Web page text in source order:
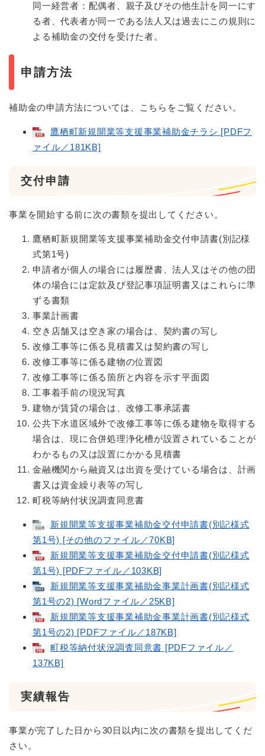
同一経営者：配偶者、親子及びその他生計を同一にす
る者、代表者が同一である法人又は過去にこの規則に
よる補助金の交付を受けた者。
申請方法
補助金の申請方法については、こちらをご覧ください。
鷹栖町新規開業等支援事業補助金チラシ [PDFフ
ァイル／181KB]
交付申請
事業を開始する前に次の書類を提出してください。
鷹栖町新規開業等支援事業補助金交付申請書(別記様
式第1号)
申請者が個人の場合には履歴書、法人又はその他の団
体の場合には定款及び登記事項証明書又はこれらに準
ずる書類
事業計画書
空き店舗又は空き家の場合は、契約書の写し
改修工事等に係る見積書又は契約書の写し
改修工事等に係る建物の位置図
改修工事等に係る箇所と内容を示す平面図
工事着手前の現況写真
建物が賃貸の場合は、改修工事承諾書
公共下水道区域外で改修工事等に係る建物を取得する
場合は、現に合併処理浄化槽が設置されていることが
わかるもの又は設置にかかる見積書
金融機関から融資又は出資を受けている場合は、計画
書又は資金繰り表等の写し
町税等納付状況調査同意書
新規開業等支援事業補助金交付申請書(別記様式
第1号) [その他のファイル／70KB]
新規開業等支援事業補助金交付申請書(別記様式
第1号) [PDFファイル／103KB]
新規開業等支援事業補助金事業計画書(別記様式
第1号の2) [Wordファイル／25KB]
新規開業等支援事業補助金事業計画書(別記様式
第1号の2) [PDFファイル／187KB]
町税等納付状況調査同意書 [PDFファイル／
137KB]
実績報告
事業が完了した日から30日以内に次の書類を提出してくだ
さい。